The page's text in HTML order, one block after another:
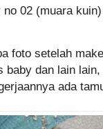
02 (muara kuin)
foto setelah
baby dan lain
ada